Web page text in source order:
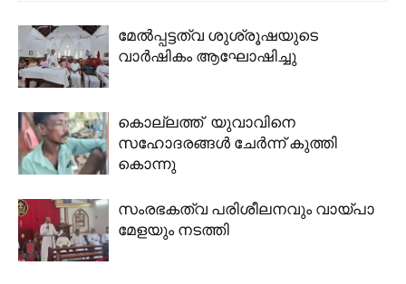
മേൽപ്പട്ടത്വ ശുശ്രൂഷയുടെ
വാർഷികം ആഘോഷിച്ചു
കൊല്ലത്ത് യുവാവിനെ
സഹോദരങ്ങൾ ചേർന്ന് കുത്തി
കൊന്നു
സംരഭകത്വ പരിശീലനവും വായ്പാ
മേളയും നടത്തി